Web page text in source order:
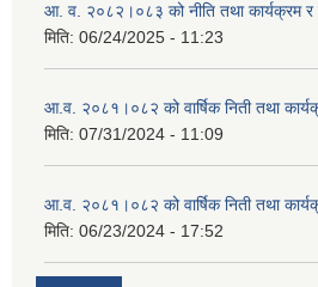
आ. व. २०८२।०८३ को नीति तथा कार्यक्रम
मिति: 06/24/2025 - 11:23
आ.व. २०८१।०८२ को वार्षिक निती तथा
मिति: 07/31/2024 - 11:09
आ.व. २०८१।०८२ को वार्षिक निती तथा
मिति: 06/23/2024 - 17:52